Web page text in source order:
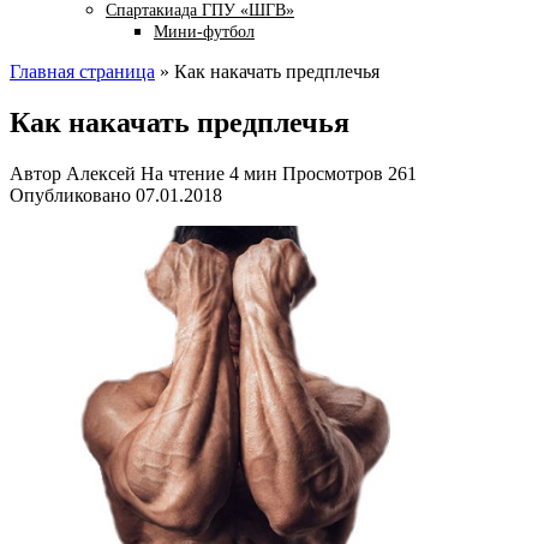
Спартакиада ГПУ «ШГВ»
Мини-футбол
Главная страница » Как накачать предплечья
Как накачать предплечья
Автор Алексей На чтение 4 мин Просмотров 261
Опубликовано 07.01.2018